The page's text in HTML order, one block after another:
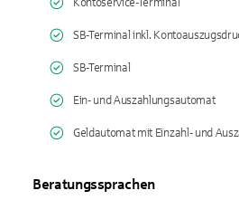
Kontoservice-Terminal
SB-Terminal inkl.
SB-Terminal
Ein- und Auszahlungsautomat
Geldautomat mit Einzahl- und
Beratungssprachen